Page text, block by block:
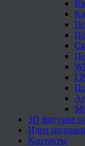
3D фигурка
Идеи
Контакты